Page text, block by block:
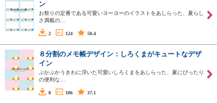
ン
お祭りの定番である可愛いヨーヨーのイラストをあしらった、夏らし
さ満載の…
2 124 50.4
８分割のメモ帳デザイン：しろくまがキュートなデザ
イン
ぷかぷかうきわに浮いた可愛いしろくまをあしらった、夏にぴったり
の便利な…
0 106 37.1